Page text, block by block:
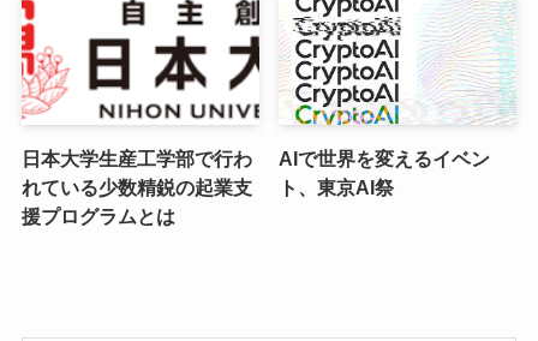
日本大学生産工学部で行わ
れている少数精鋭の起業支
援プログラムとは
AIで世界を変えるイベン
ト、東京AI祭